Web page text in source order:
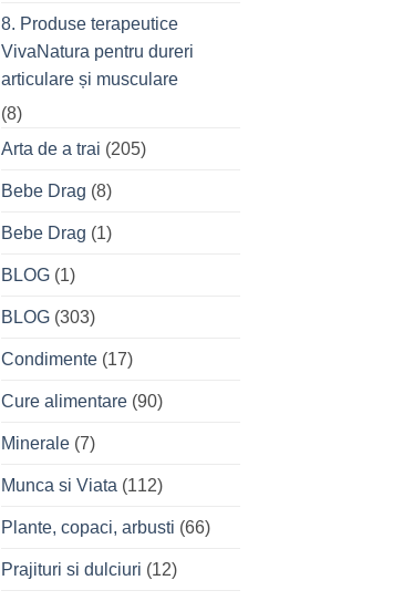
8. Produse terapeutice
VivaNatura pentru dureri
articulare și musculare
(8)
Arta de a trai (205)
Bebe Drag (8)
Bebe Drag (1)
BLOG(1)
BLOG(303)
Condimente(17)
Cure alimentare(90)
Minerale(7)
Munca si Viata (112)
Plante, copaci, arbusti (66)
Prajituri si dulciuri (12)